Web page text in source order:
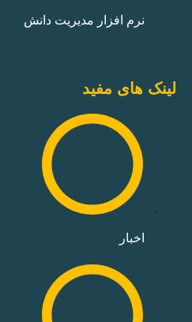
نرم افزار مدیریت دانش
لینک های مفید
اخبار